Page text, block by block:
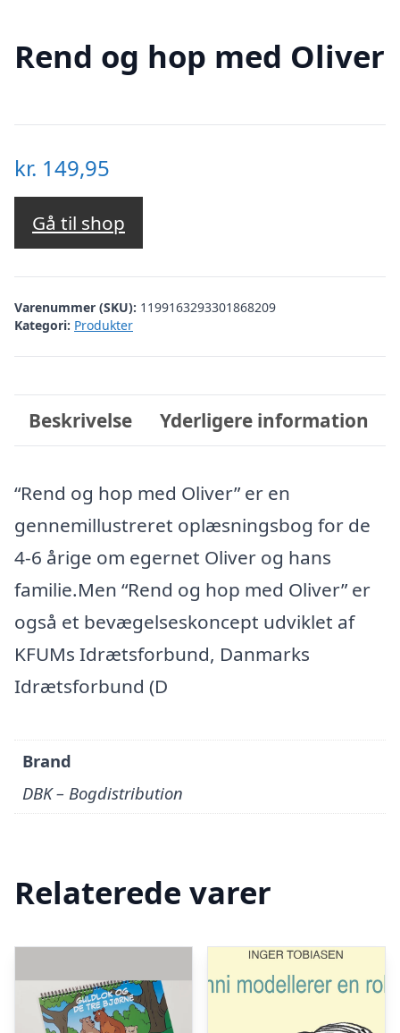
Rend og hop med Oliver
kr. 149,95
Gå til shop
Varenummer (SKU): 1199163293301868209
Kategori: Produkter
Beskrivelse Yderligere information
“Rend og hop med Oliver” er en
gennemillustreret oplæsningsbog for de
4-6 årige om egernet Oliver og hans
familie.Men “Rend og hop med Oliver” er
også et bevægelseskoncept udviklet af
KFUMs Idrætsforbund, Danmarks
Idrætsforbund (D
Brand
DBK – Bogdistribution
Relaterede varer